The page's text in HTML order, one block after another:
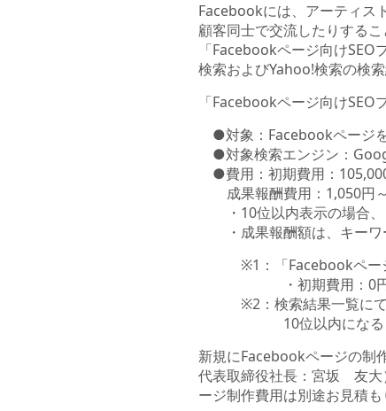
Facebookには、アーティス
顧客同士で交流したりする
「Facebookページ向け
検索およびYahoo!検索の検
「Facebookページ向けSEO
●対象：Facebookページ
●対象検索エンジン：
●費用：初期費用：
成果報酬費用：1,050円
・10位以内表示の場合、
・成果報酬額は、キーワ
※1：「Facebookページ
・初期費用：0円 （
※2：検索結果一覧にて10
10位以内になることを
新規にFacebookページの制
代表取締役社長：宮坂 友大
ージ制作費用は別途お見積